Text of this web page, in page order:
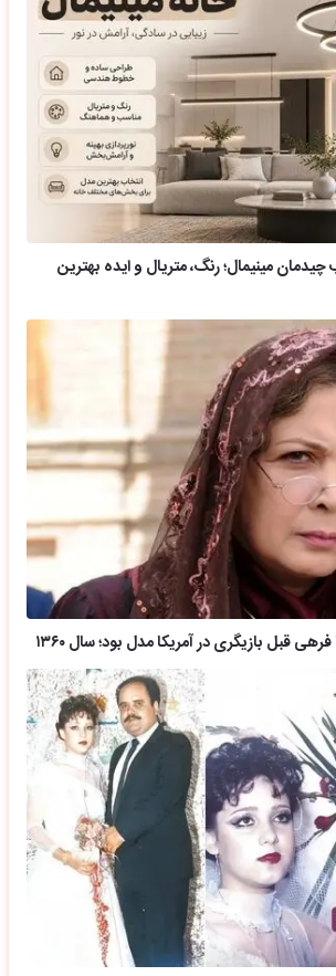
مینیمال؛ رنگ، متریال و ایده بهترین
قبل بازیگری در آمریکا مدل بود؛ سال ۱۳۶۰